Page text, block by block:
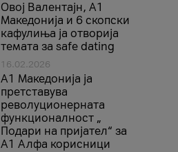
Овој Валентајн, A1
Македонија и 6 скопски
кафулиња ја отворија
темата за safe dating
16.02.2026
А1 Македонија ја
претставува
револуционерната
функционалност „
Подари на пријател“ за
А1 Алфа корисници